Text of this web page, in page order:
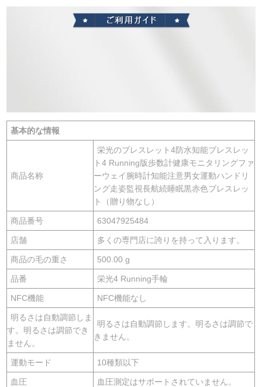
基本的な情報
商品名称
栄光のブレスレット4防水知能ブレスレッ
ト4 Running版歩数計健康モニタリングファ
ーウェイ腕時計知能注意男女運動ハンドリ
ング走姿監視長航続睡眠黒赤色ブレスレッ
ト（贈り物なし）
商品番号 63047925484
店舗 多くの専門店に誇りを持って入ります。
商品の毛の重さ 500.00 g
品番 栄光4 Running手輪
NFC機能 NFC機能なし
明るさは自動調節しま
す。明るさは調節でき
ません。
明るさは自動調節します。明るさは調節で
きません。
運動モード 10種類以下
血圧 血圧測定はサポートされていません。